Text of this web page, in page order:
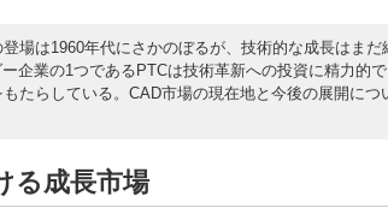
場は1960年代にさかのぼるが、技術的な成長はまだ
企業の1つであるPTCは技術革新への投資に精力的
たらしている。CAD市場の現在地と今後の展開につ
る成長市場